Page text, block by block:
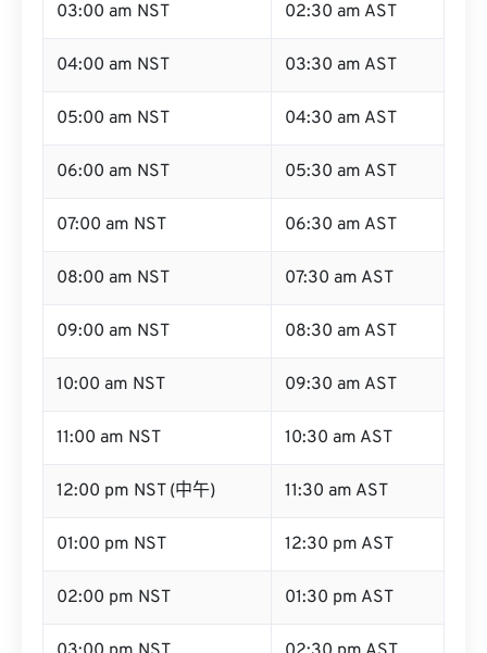
03:00 am NST 02:30 am AST
04:00 am NST 03:30 am AST
05:00 am NST 04:30 am AST
06:00 am NST 05:30 am AST
07:00 am NST 06:30 am AST
08:00 am NST 07:30 am AST
09:00 am NST 08:30 am AST
10:00 am NST 09:30 am AST
11:00 am NST 10:30 am AST
12:00 pm NST (中午) 11:30 am AST
01:00 pm NST 12:30 pm AST
02:00 pm NST 01:30 pm AST